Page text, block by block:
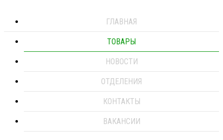
ГЛАВНАЯ
ТОВАРЫ
НОВОСТИ
ОТДЕЛЕНИЯ
КОНТАКТЫ
ВАКАНСИИ